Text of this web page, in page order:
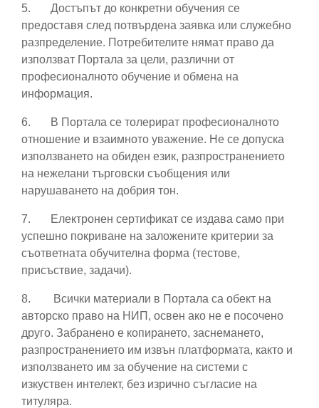
5. Достъпът до конкретни обучения се
предоставя след потвърдена заявка или служебно
разпределение. Потребителите нямат право да
използват Портала за цели, различни от
професионалното обучение и обмена на
информация.
6.
В Портала се толерират професионалното
отношение и взаимното уважение. Не се допуска
използването на обиден език, разпространението
на нежелани търговски съобщения или
нарушаването на добрия тон.
7.
Електронен сертификат се издава само при
успешно покриване на заложените критерии за
съответната обучителна форма (тестове,
присъствие, задачи).
8.
Всички материали в Портала са обект на
авторско право на НИП, освен ако не е посочено
друго. Забранено е копирането, заснемането,
разпространението им извън платформата, както и
използването им за обучение на системи с
изкуствен интелект, без изрично съгласие на
титуляра.